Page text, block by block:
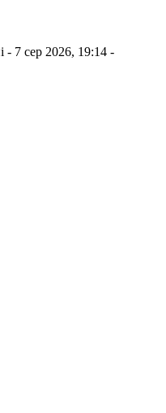
- 7 сер 2026, 19:14 -